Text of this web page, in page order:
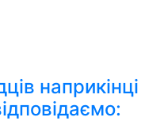
наприкінці